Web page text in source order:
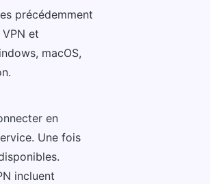
précédemment
et
macOS,
en
Une fois
incluent